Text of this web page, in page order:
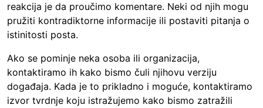
reakcija je da proučimo komentare. Neki od njih mogu
pružiti kontradiktorne informacije ili postaviti pitanja o
istinitosti posta.
Ako se pominje neka osoba ili organizacija,
kontaktiramo ih kako bismo čuli njihovu verziju
događaja. Kada je to prikladno i moguće, kontaktiramo
izvor tvrdnje koju istražujemo kako bismo zatražili